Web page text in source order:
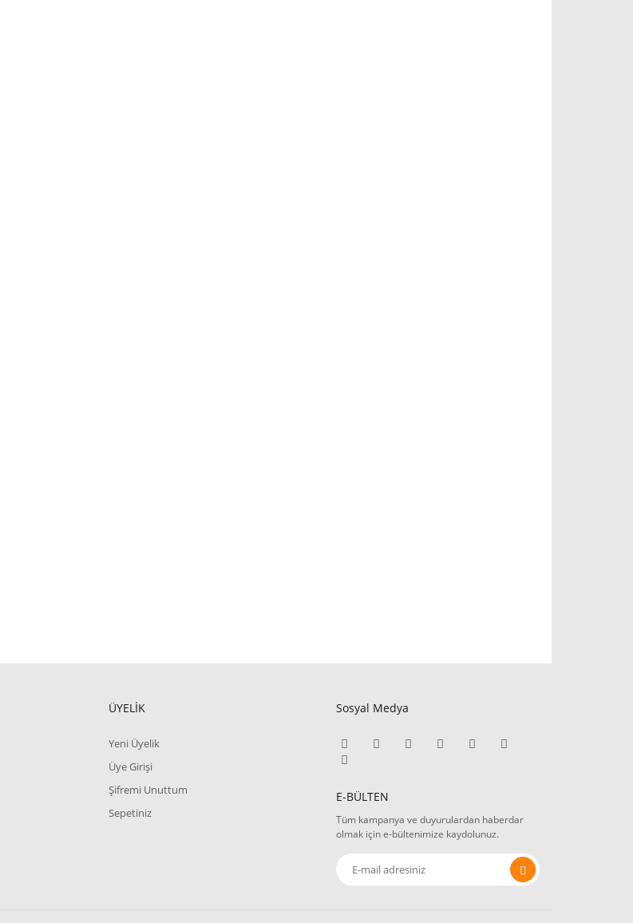
ÜYELİK
Yeni Üyelik
Üye Girişi
Şifremi Unuttum
Sepetiniz
Sosyal Medya
E-BÜLTEN
Tüm kampanya ve duyurulardan haberdar
olmak için e-bültenimize kaydolunuz.